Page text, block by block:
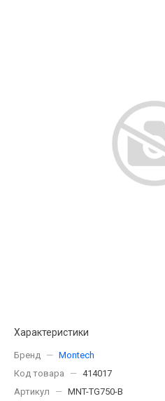
Характеристики
Бренд — Montech
Код товара
— 414017
Артикул
— MNT-TG750-B